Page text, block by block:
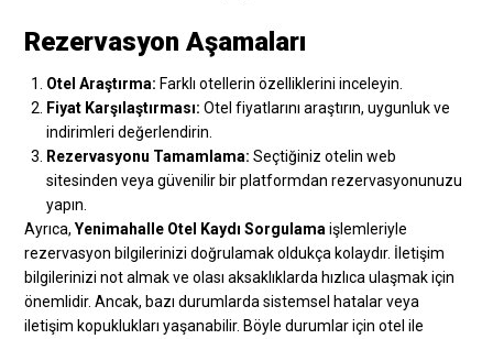
Rezervasyon Aşamaları
Otel Araştırma: Farklı otellerin özelliklerini inceleyin.
Fiyat Karşılaştırması: Otel fiyatlarını araştırın, uygunluk ve
indirimleri değerlendirin.
Rezervasyonu Tamamlama: Seçtiğiniz otelin web
sitesinden veya güvenilir bir platformdan rezervasyonunuzu
yapın.
Ayrıca,Yenimahalle Otel Kaydı Sorgulama işlemleriyle
rezervasyon bilgilerinizi doğrulamak oldukça kolaydır. İletişim
bilgilerinizi not almak ve olası aksaklıklarda hızlıca ulaşmak için
önemlidir. Ancak, bazı durumlarda sistemsel hatalar veya
iletişim kopuklukları yaşanabilir. Böyle durumlar için otel ile